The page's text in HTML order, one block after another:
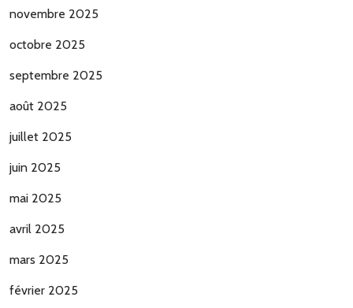
novembre 2025
octobre 2025
septembre 2025
août 2025
juillet 2025
juin 2025
mai 2025
avril 2025
mars 2025
février 2025